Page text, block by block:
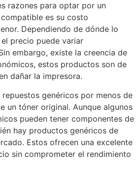
razones para optar por un
es su costo
Dependiendo de dónde lo
precio puede variar
embargo, existe la creencia de
estos productos son de
dañar la impresora.
genéricos por menos de
un tóner original. Aunque algunos
pueden tener componentes de
hay productos genéricos de
Estos ofrecen una excelente
sin comprometer el rendimiento